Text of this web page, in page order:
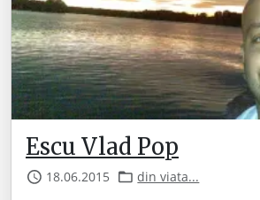
Escu Vlad Pop
18.06.2015 din viata...